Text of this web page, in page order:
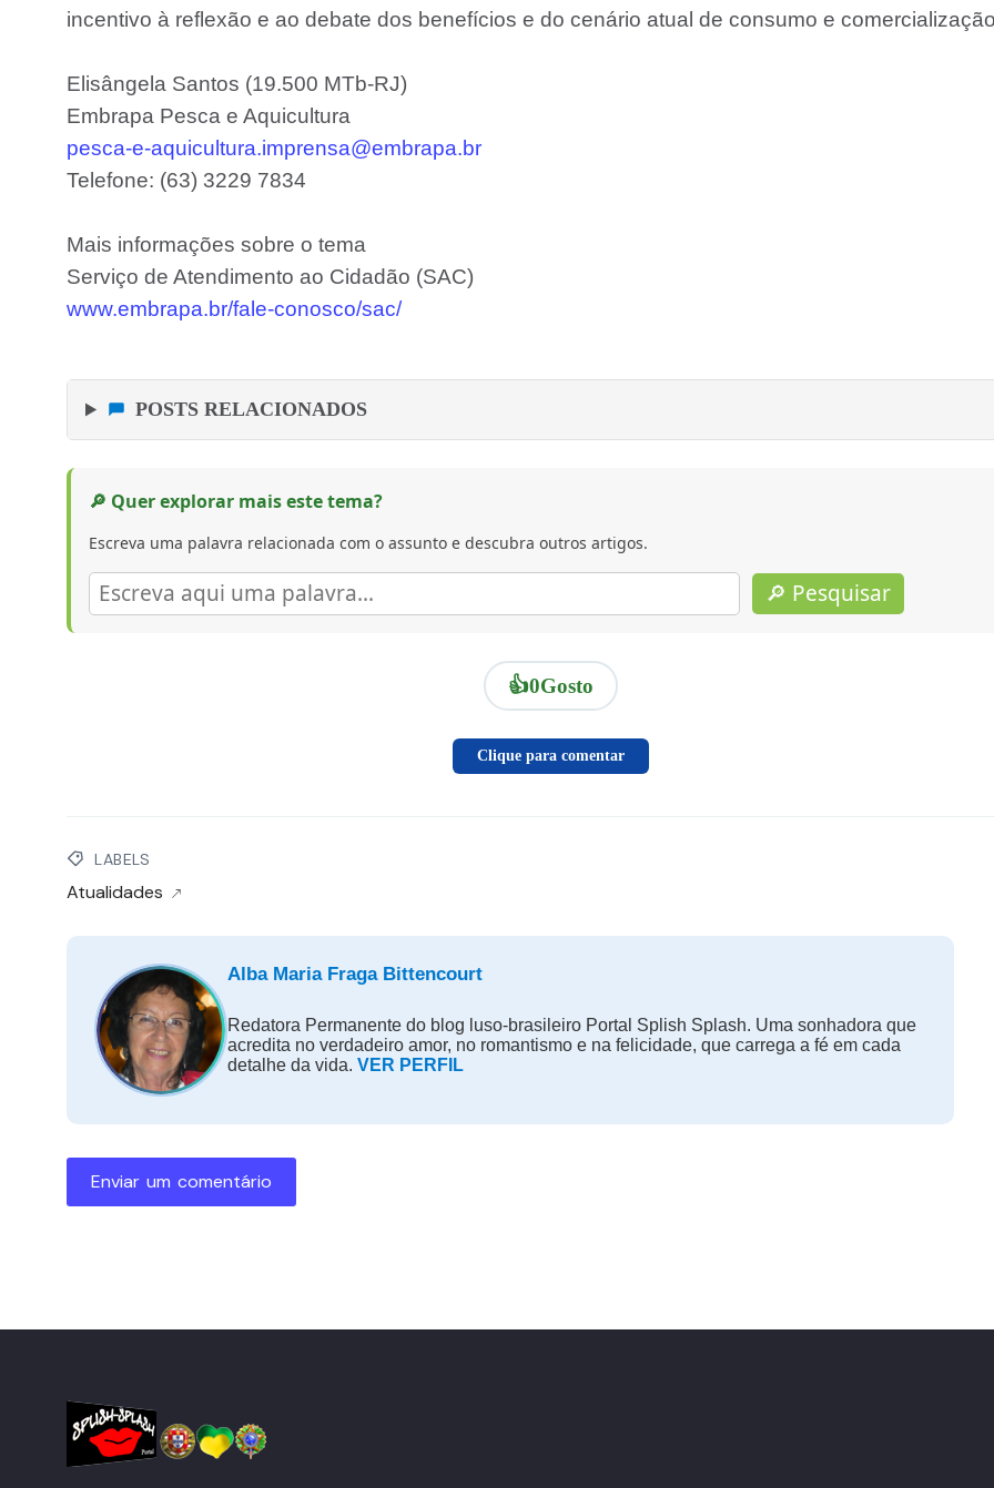
incentivo à reflexão e ao debate dos benefícios e do cenário atual de consumo e
Elisângela Santos (19.500 MTb-RJ)
Embrapa Pesca e Aquicultura
pesca-e-aquicultura.imprensa@embrapa.br
Telefone: (63) 3229 7834
Mais informações sobre o tema
Serviço de Atendimento ao Cidadão (SAC)
www.embrapa.br/fale-conosco/sac/
POSTS RELACIONADOS
🔎 Quer explorar mais este tema?
Escreva uma palavra relacionada com o assunto e descubra outros artigos.
🔎 Pesquisar
👍0Gosto
Clique para comentar
LABELS
Atualidades
Alba Maria Fraga Bittencourt
Redatora Permanente do blog luso-brasileiro Portal Splish Splash. Uma sonhadora que
acredita no verdadeiro amor, no romantismo e na felicidade, que carrega a fé em cada
detalhe da vida. VER PERFIL
Enviar um comentário